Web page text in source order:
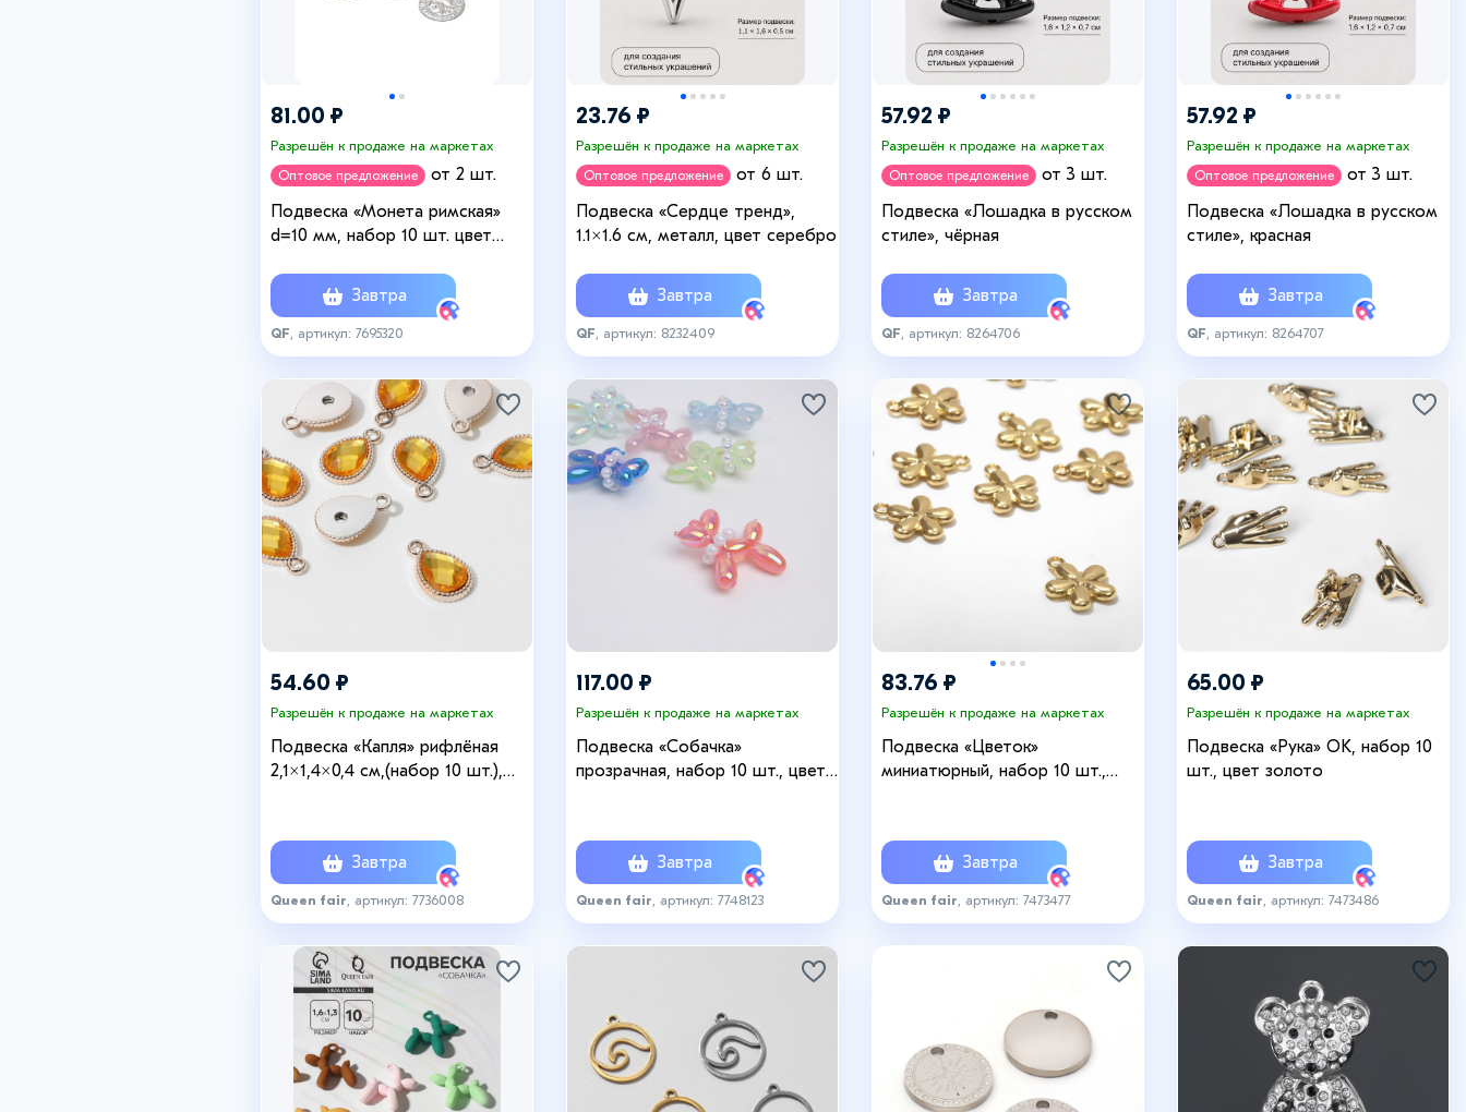
81.00 ₽
Разрешён к продаже на маркетах
Оптовое предложение
от 2 шт.
Подвеска «Монета римская»
d=10 мм, набор 10 шт. цвет
Завтра
QF , артикул: 7695320
23.76 ₽
Разрешён к продаже на маркетах
Оптовое предложение
от 6 шт.
Подвеска «Сердце тренд»,
1.1×1.6 см, металл, цвет серебро
Завтра
QF , артикул: 8232409
57.92 ₽
Разрешён к продаже на маркетах
Оптовое предложение
от 3 шт.
Подвеска «Лошадка в русском
стиле», чёрная
Завтра
QF , артикул: 8264706
57.92 ₽
Разрешён к продаже на маркетах
Оптовое предложение
от 3 шт.
Подвеска «Лошадка в русском
стиле», красная
Завтра
QF , артикул: 8264707
54.60 ₽
Разрешён к продаже на маркетах
Подвеска «Капля» рифлёная
2,1×1,4×0,4 см,(набор 10 шт.),
Завтра
Queen fair , артикул: 7736008
117.00 ₽
Разрешён к продаже на маркетах
Подвеска «Собачка»
прозрачная, набор 10 шт., цвет
Завтра
Queen fair , артикул: 7748123
83.76 ₽
Разрешён к продаже на маркетах
Подвеска «Цветок»
миниатюрный, набор 10 шт.,
Завтра
Queen fair , артикул: 7473477
65.00 ₽
Разрешён к продаже на маркетах
Подвеска «Рука» OK, набор 10
шт., цвет золото
Завтра
Queen fair , артикул: 7473486